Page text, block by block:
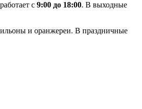
с 9:00 до 18:00. В выходные
и оранжереи. В праздничные